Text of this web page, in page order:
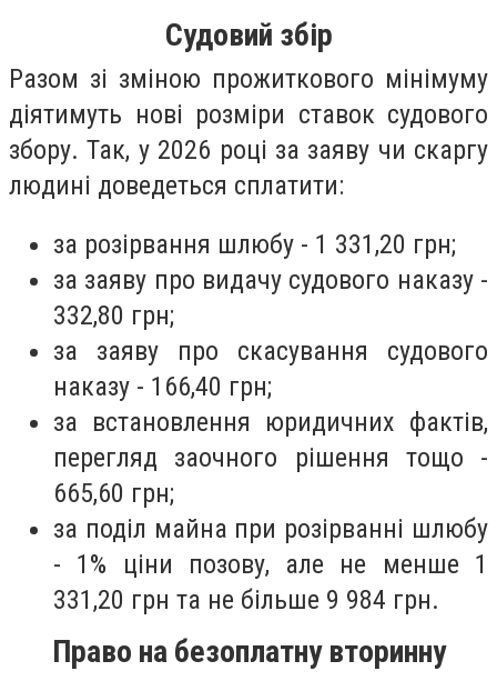
Судовий збір
Разом зі зміною прожиткового мінімуму
діятимуть нові розміри ставок судового
збору. Так, у 2026 році за заяву чи скаргу
людині доведеться сплатити:
за розірвання шлюбу - 1 331,20 грн;
за заяву про видачу судового наказу -
332,80 грн;
за заяву про скасування судового
наказу - 166,40 грн;
за встановлення юридичних фактів,
перегляд заочного рішення тощо -
665,60 грн;
за поділ майна при розірванні шлюбу
- 1% ціни позову, але не менше 1
331,20 грн та не більше 9 984 грн.
Право на безоплатну вторинну